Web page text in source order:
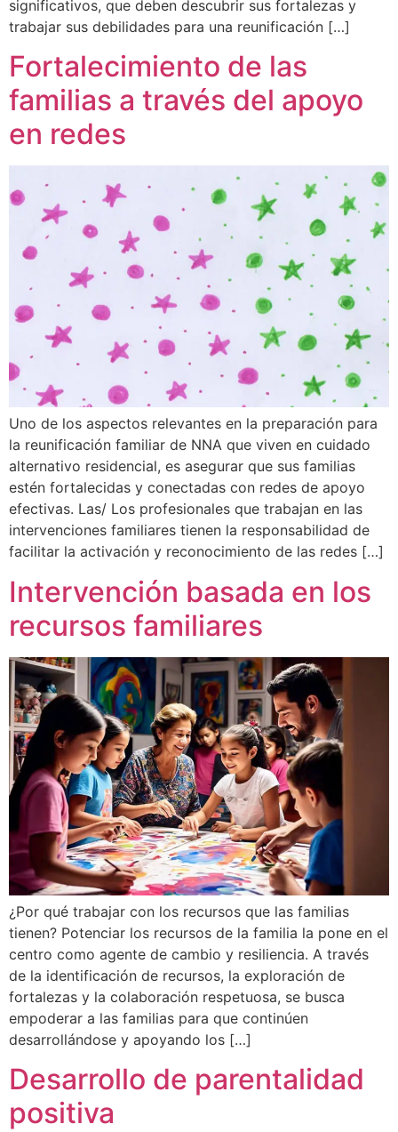
significativos, que deben descubrir sus fortalezas y
trabajar sus debilidades para una reunificación […]
Fortalecimiento de las
familias a través del apoyo
en redes
Uno de los aspectos relevantes en la preparación para
la reunificación familiar de NNA que viven en cuidado
alternativo residencial, es asegurar que sus familias
estén fortalecidas y conectadas con redes de apoyo
efectivas. Las/ Los profesionales que trabajan en las
intervenciones familiares tienen la responsabilidad de
facilitar la activación y reconocimiento de las redes […]
Intervención basada en los
recursos familiares
¿Por qué trabajar con los recursos que las familias
tienen? Potenciar los recursos de la familia la pone en el
centro como agente de cambio y resiliencia. A través
de la identificación de recursos, la exploración de
fortalezas y la colaboración respetuosa, se busca
empoderar a las familias para que continúen
desarrollándose y apoyando los […]
Desarrollo de parentalidad
positiva